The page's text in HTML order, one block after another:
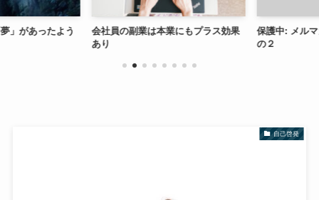
があったよう
会社員の副業は本業にもプラス効果
あり
保護中: メルマ
の２
自己啓発